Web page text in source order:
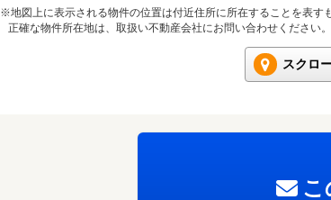
※地図上に表示される物件の位置は付近住所に所在することを表す
正確な物件所在地は、取扱い不動産会社にお問い合わせください。
スクロ
こ